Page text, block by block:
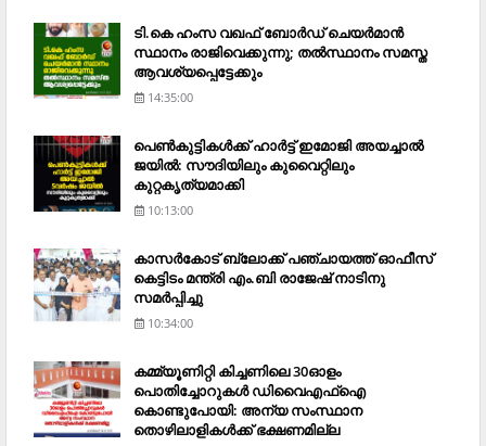
ടി.കെ ഹംസ വഖഫ് ബോര്‍ഡ് ചെയര്‍മാന്‍
സ്ഥാനം രാജിവെക്കുന്നു; തല്‍സ്ഥാനം സമസ്ത
ആവശ്യപ്പെട്ടേക്കും
14:35:00
പെണ്‍കുട്ടികള്‍ക്ക് ഹാര്‍ട്ട് ഇമോജി അയച്ചാല്‍
ജയില്‍: സൗദിയിലും കുവൈറ്റിലും
കുറ്റകൃത്യമാക്കി
10:13:00
കാസര്‍കോട് ബ്ലോക്ക് പഞ്ചായത്ത് ഓഫീസ്
കെട്ടിടം മന്ത്രി എം.ബി രാജേഷ് നാടിനു
സമര്‍പ്പിച്ചു
10:34:00
കമ്മ്യൂണിറ്റി കിച്ചണിലെ 30ഓളം
പൊതിച്ചോറുകള്‍ ഡിവൈഎഫ്‌ഐ
കൊണ്ടുപോയി: അന്യ സംസ്ഥാന
തൊഴിലാളികള്‍ക്ക് ഭക്ഷണമില്ല